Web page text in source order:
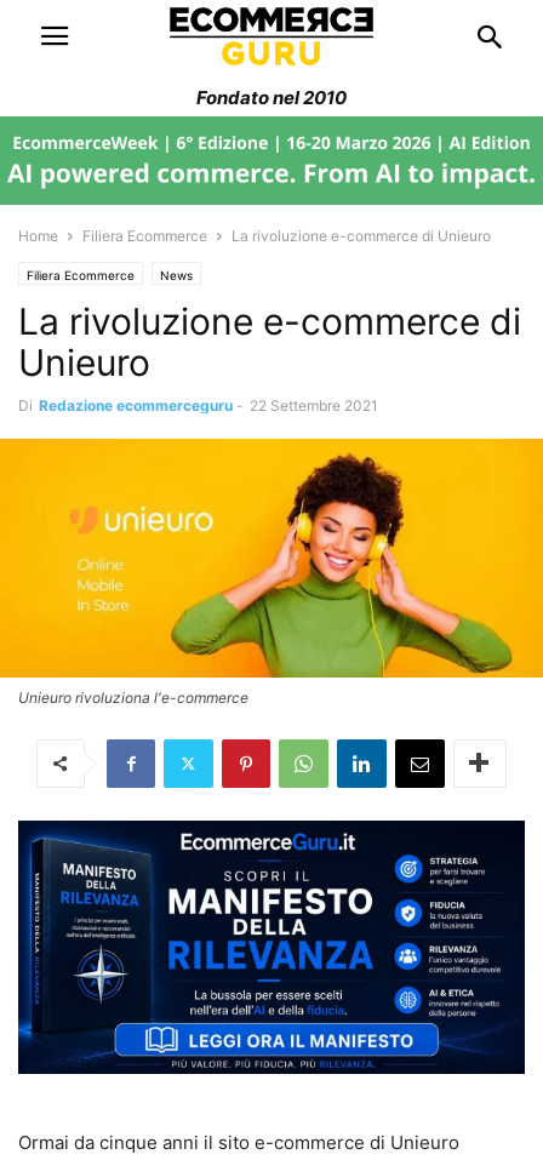
Fondato nel 2010
Home Filiera Ecommerce La rivoluzione e-commerce di Unieuro
Filiera Ecommerce News
La rivoluzione e-commerce di
Unieuro
Di Redazione ecommerceguru - 22 Settembre 2021
Unieuro rivoluziona l'e-commerce
Ormai da cinque anni il sito e-commerce di Unieuro